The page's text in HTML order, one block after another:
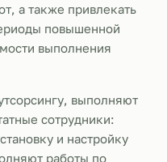
а также привлекать
повышенной
выполнения
выполняют
сотрудники:
и настройку
работы по